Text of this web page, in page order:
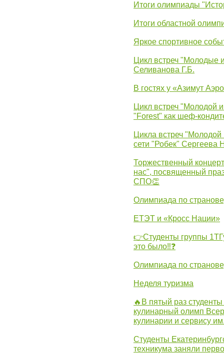
Итоги олимпиады
Итоги областной
Яркое спортивное
Цикл встреч "Молодые
Селиванова Г.Б.
В гостях у «Азимут
Цикл встреч "Молодой
"Forest" как шеф-
Цикла встреч
сети "Робек" Сергеева
Торжественный
нас", посвященный
СПО👏
Олимпиада по
ЕТЭТ и «Кросс Нации»
👉Студенты группы
это было‼❓
Олимпиада по
Неделя туризма
🔥В пятый раз
кулинарный олимп
кулинарии и сервису
Студенты
техникума заняли